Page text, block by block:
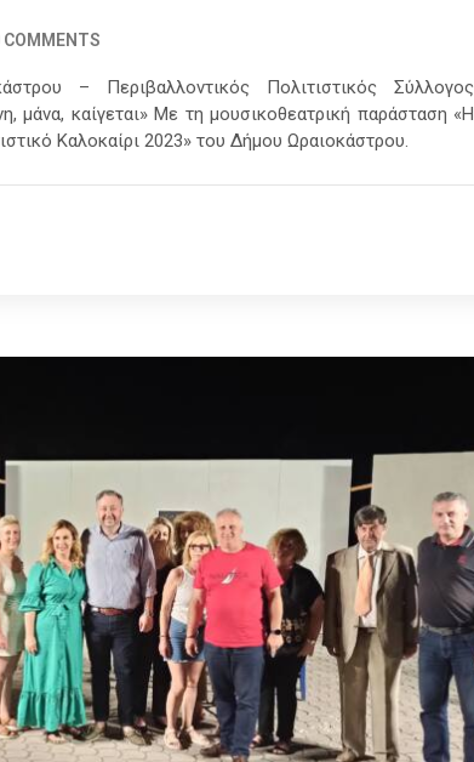
COMMENTS
– Περιβαλλοντικός Πολιτιστικός Σύλλογος
μάνα, καίγεται» Με τη μουσικοθεατρική παράσταση «Η
Καλοκαίρι 2023» του Δήμου Ωραιοκάστρου.